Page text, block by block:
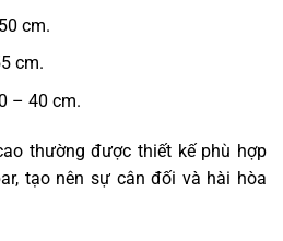
cm.
cm.
– 40 cm.
thường được thiết kế phù hợp
tạo nên sự cân đối và hài hòa